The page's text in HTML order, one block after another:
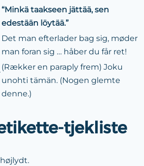
“Minkä taakseen jättää, sen
edestään löytää.”
Det man efterlader bag sig, møder
man foran sig … håber du får ret!
(Rækker en paraply frem) Joku
unohti tämän. (Nogen glemte
denne.)
tjekliste